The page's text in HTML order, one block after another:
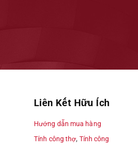
Liên Kết Hữu Ích
Hướng dẫn mua hàng
Tính công thợ, Tính công